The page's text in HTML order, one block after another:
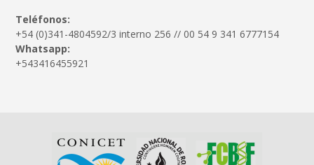
Teléfonos:
+54 (0)341-4804592/3 interno 256 // 00 54 9 341 6777154
Whatsapp:
+543416455921